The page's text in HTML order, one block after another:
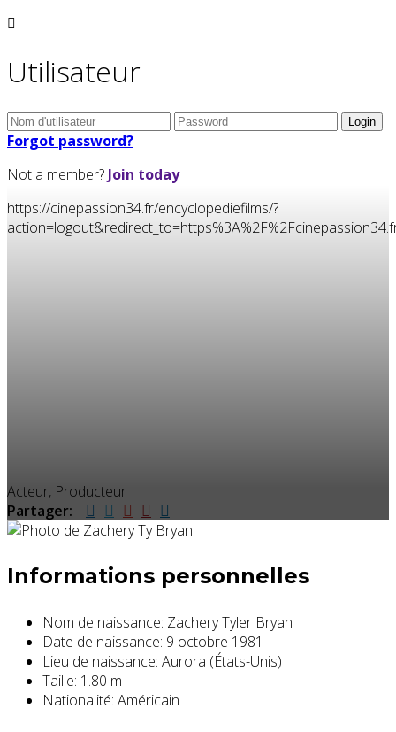
Utilisateur
Forgot password?
Not a member? Join today
https://cinepassion34.fr/encyclopediefilms/?
Acteur, Producteur
Partager:
Informations personnelles
Nom de naissance: Zachery Tyler Bryan
Date de naissance: 9 octobre 1981
Lieu de naissance: Aurora (États-Unis)
Taille: 1.80 m
Nationalité: Américain